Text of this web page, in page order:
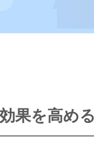
果を高め